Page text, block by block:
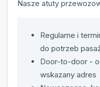
Nasze atuty
Regularne i
do potrzeb
Door-to-door -
wskazany adres